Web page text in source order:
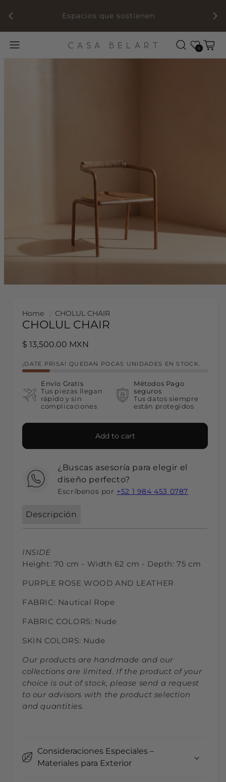
Espacios que sostienen
Wishlist
0Cart
Home CHOLUL CHAIR
CHOLUL CHAIR
Regular price
$ 13,500.00 MXN
¡DATE PRISA! QUEDAN POCAS UNIDADES EN STOCK.
Envío Gratis
Tus piezas llegan
rápido y sin
complicaciones
Métodos Pago
seguros
Tus datos siempre
están protegidos
Add to cart
¿Buscas asesoría para elegir el
diseño perfecto?
Escríbenos por +52 1 984 453 0787
Descripción
INSIDE
Height: 70 cm - Width 62 cm - Depth: 75 cm
PURPLE ROSE WOOD AND LEATHER
FABRIC: Nautical Rope
FABRIC COLORS: Nude
SKIN COLORS: Nude
Our products are handmade and our
collections are limited. If the product of your
choice is out of stock, please send a request
to our advisors with the product selection
and quantities.
Consideraciones Especiales –
Materiales para Exterior